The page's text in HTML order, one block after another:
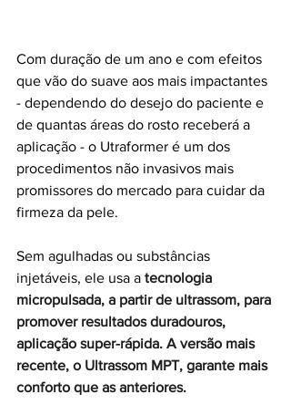
Com duração de um ano e com efeitos
que vão do suave aos mais impactantes
- dependendo do desejo do paciente e
de quantas áreas do rosto receberá a
aplicação - o Utraformer é um dos
procedimentos não invasivos mais
promissores do mercado para cuidar da
firmeza da pele.
Sem agulhadas ou substâncias
injetáveis, ele usa a tecnologia
micropulsada, a partir de ultrassom, para
promover resultados duradouros,
aplicação super-rápida. A versão mais
recente, o Ultrassom MPT, garante mais
conforto que as anteriores.